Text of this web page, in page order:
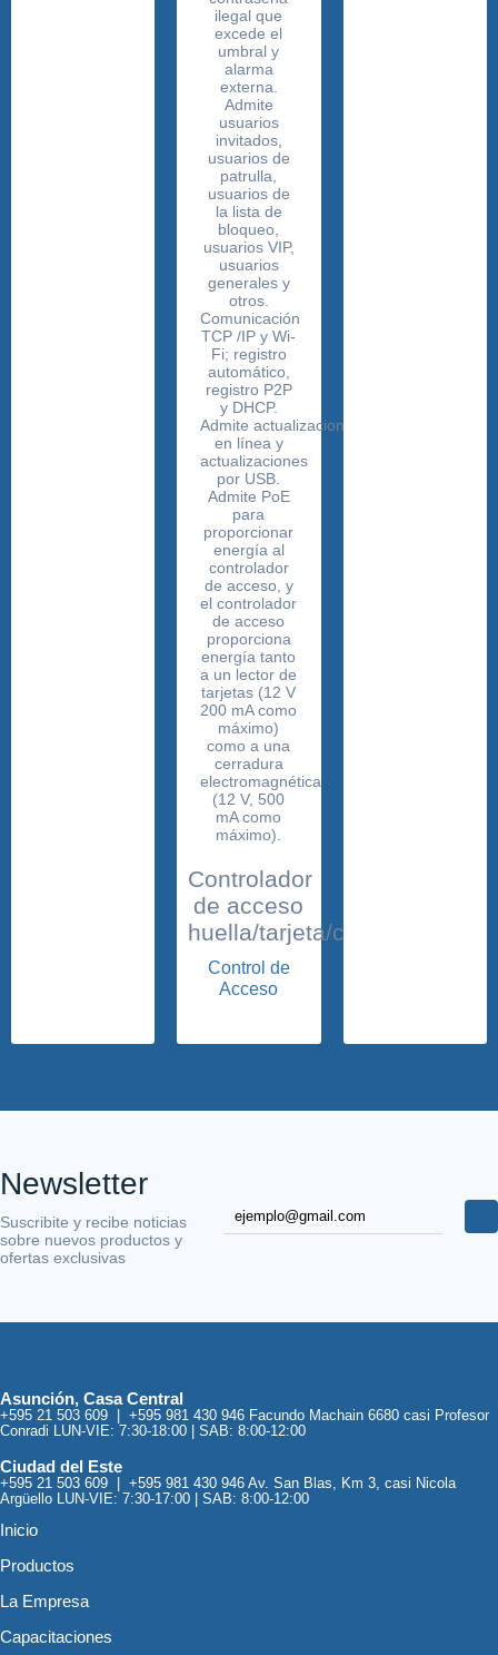
Controlador
de acceso
huella/tarjeta/contraseña
Control de
Acceso
Newsletter
Suscribite y recibe noticias
sobre nuevos productos y
ofertas exclusivas
Asunción, Casa Central
+595 21 503 609 | +595 981 430 946 Facundo Machain 6680 casi Profesor
Conradi LUN-VIE: 7:30-18:00 | SAB: 8:00-12:00
Ciudad del Este
+595 21 503 609 | +595 981 430 946 Av. San Blas, Km 3, casi Nicola
Argüello LUN-VIE: 7:30-17:00 | SAB: 8:00-12:00
Inicio
Productos
La Empresa
Capacitaciones